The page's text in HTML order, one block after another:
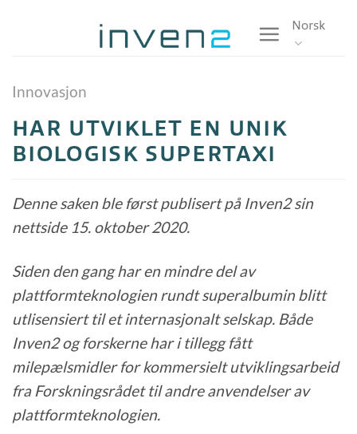
Norsk
Innovasjon
HAR UTVIKLET EN UNIK
BIOLOGISK SUPERTAXI
Denne saken ble først publisert på Inven2 sin
nettside 15. oktober 2020.
Siden den gang har en mindre del av
plattformteknologien rundt superalbumin blitt
utlisensiert til et internasjonalt selskap. Både
Inven2 og forskerne har i tillegg fått
milepælsmidler for kommersielt utviklingsarbeid
fra Forskningsrådet til andre anvendelser av
plattformteknologien.